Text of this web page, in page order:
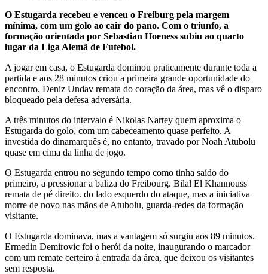
O Estugarda recebeu e venceu o Freiburg pela margem
mínima, com um golo ao cair do pano. Com o triunfo, a
formação orientada por Sebastian Hoeness subiu ao quarto
lugar da Liga Alemã de Futebol.
A jogar em casa, o Estugarda dominou praticamente durante toda a
partida e aos 28 minutos criou a primeira grande oportunidade do
encontro. Deniz Undav remata do coração da área, mas vê o disparo
bloqueado pela defesa adversária.
A três minutos do intervalo é Nikolas Nartey quem aproxima o
Estugarda do golo, com um cabeceamento quase perfeito. A
investida do dinamarquês é, no entanto, travado por Noah Atubolu
quase em cima da linha de jogo.
O Estugarda entrou no segundo tempo como tinha saído do
primeiro, a pressionar a baliza do Freibourg. Bilal El Khannouss
remata de pé direito. do lado esquerdo do ataque, mas a iniciativa
morre de novo nas mãos de Atubolu, guarda-redes da formação
visitante.
O Estugarda dominava, mas a vantagem só surgiu aos 89 minutos.
Ermedin Demirovic foi o herói da noite, inaugurando o marcador
com um remate certeiro à entrada da área, que deixou os visitantes
sem resposta.